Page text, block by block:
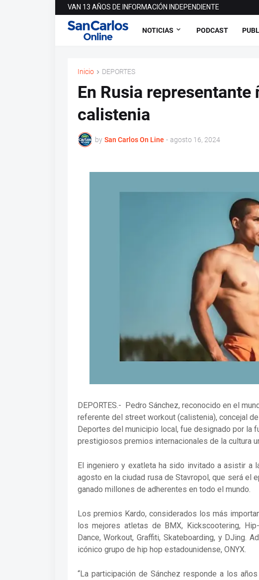
VAN 13 AÑOS DE INFORMACIÓN INDEPENDIENTE
NOTICIAS PODCAST
Inicio DEPORTES
En Rusia representante
calistenia
by San Carlos On Line - agosto 16, 2024
DEPORTES.- Pedro Sánchez, reconocido en el
referente del street workout (calistenia), concejal
Deportes del municipio local, fue designado por la
prestigiosos premios internacionales de la cultura
El ingeniero y exatleta ha sido invitado a asistir a
agosto en la ciudad rusa de Stavropol, que será el
ganado millones de adherentes en todo el mundo.
Los premios Kardo, considerados los más
los mejores atletas de BMX, Kickscootering,
Dance, Workout, Graffiti, Skateboarding, y DJing.
icónico grupo de hip hop estadounidense, ONYX.
“La participación de Sánchez responde a los